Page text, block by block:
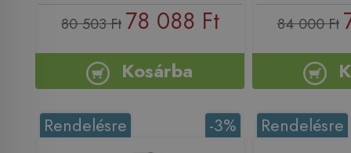
80 503 Ft 78 088 Ft
Kosárba
84 000 Ft
-3%
Rendelésre Rendelésre